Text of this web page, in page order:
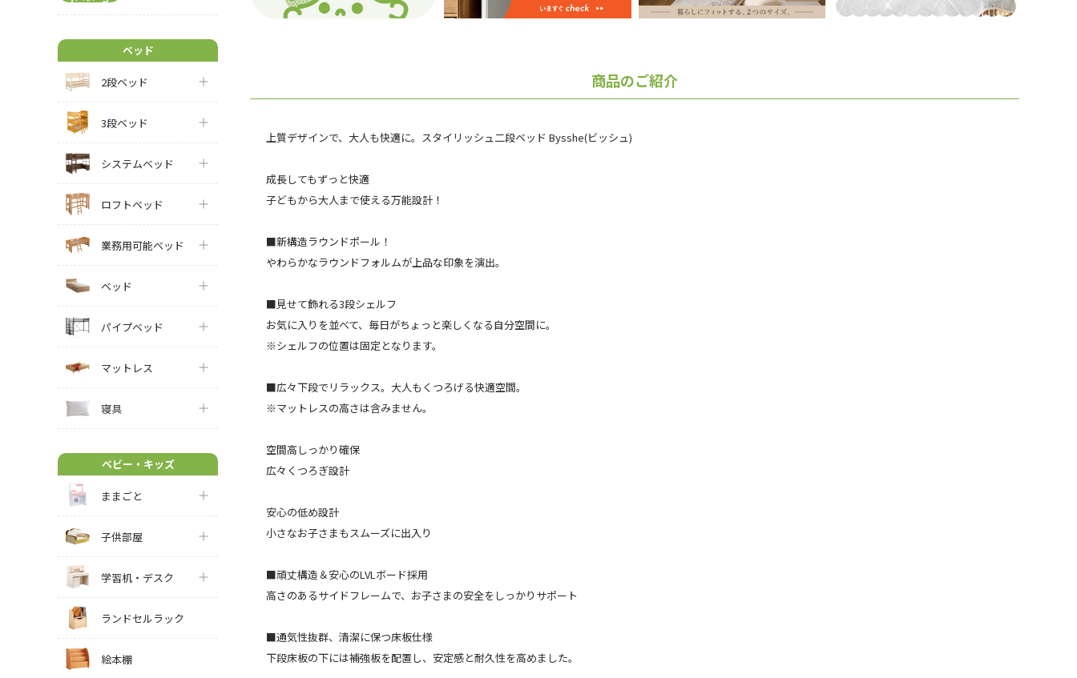
ベッド
2段ベッド
3段ベッド
システムベッド
ロフトベッド
業務用可能ベッド
ベッド
パイプベッド
マットレス
寝具
ベビー・キッズ
ままごと
子供部屋
学習机・デスク
ランドセルラック
絵本棚
商品のご紹介
上質デザインで、大人も快適に。スタイリッシュ二段ベッド Bysshe(ビッシュ)
成長してもずっと快適
子どもから大人まで使える万能設計！
■新構造ラウンドポール！
やわらかなラウンドフォルムが上品な印象を演出。
■見せて飾れる3段シェルフ
お気に入りを並べて、毎日がちょっと楽しくなる自分空間に。
※シェルフの位置は固定となります。
■広々下段でリラックス。大人もくつろげる快適空間。
※マットレスの高さは含みません。
空間高しっかり確保
広々くつろぎ設計
安心の低め設計
小さなお子さまもスムーズに出入り
■頑丈構造＆安心のLVLボード採用
高さのあるサイドフレームで、お子さまの安全をしっかりサポート
■通気性抜群、清潔に保つ床板仕様
下段床板の下には補強板を配置し、安定感と耐久性を高めました。